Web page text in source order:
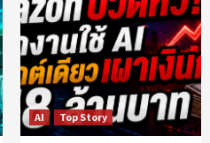
AI Top Story